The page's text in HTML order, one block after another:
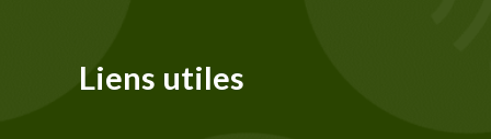
Liens utiles